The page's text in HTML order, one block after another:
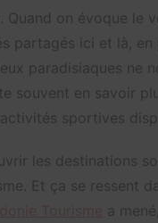
. Quand on évoque le
partagés ici et là,
paradisiaques ne
souvent en savoir
sportives
les destinations
Et ça se ressent
a